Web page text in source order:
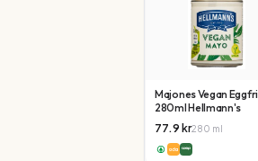
Majones Vegan Eggfri
280ml Hellmann's
77.9 kr280 ml